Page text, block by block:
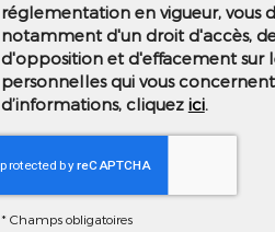
réglementation en vigueur, vous
notamment d'un droit d'accès,
d'opposition et d'effacement sur
personnelles qui vous
d’informations, cliquez ici.
* Champs obligatoires